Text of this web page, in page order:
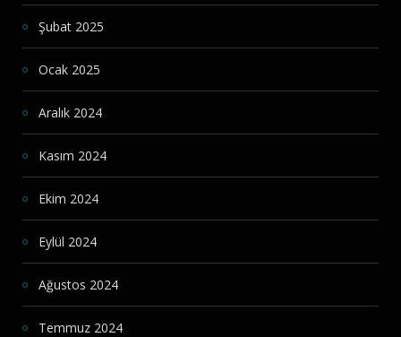
Şubat 2025
Ocak 2025
Aralık 2024
Kasım 2024
Ekim 2024
Eylül 2024
Ağustos 2024
Temmuz 2024